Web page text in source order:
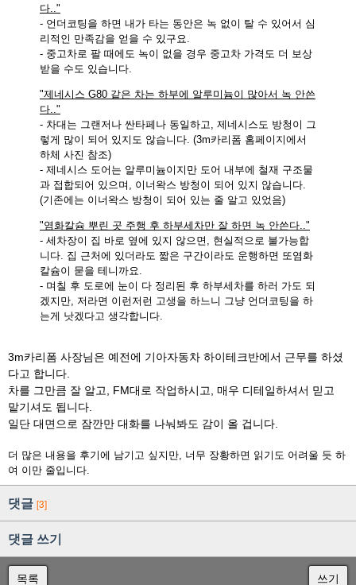
다.."
- 언더코팅을 하면 내가 타는 동안은 녹 없이 탈 수 있어서 심
리적인 만족감을 얻을 수 있구요.
- 중고차로 팔 때에도 녹이 없을 경우 중고차 가격도 더 보상
받을 수도 있습니다.
"제네시스 G80 같은 차는 하부에 알루미늄이 많아서 녹 안쓴
다.."
- 차대는 그랜저나 싼타페나 동일하고, 제네시스도 방청이 그
렇게 많이 되어 있지도 않습니다. (3m카리폼 홈페이지에서
하체 사진 참조)
- 제네시스 도어는 알루미늄이지만 도어 내부에 철재 구조물
과 접합되어 있으며, 이너왁스 방청이 되어 있지 않습니다.
(기존에는 이너왁스 방청이 되어 있는 줄 알고 있었음)
"염화칼슘 뿌린 곳 주행 후 하부세차만 잘 하면 녹 안쓴다.."
- 세차장이 집 바로 옆에 있지 않으면, 현실적으로 불가능합
니다. 집 근처에 있더라도 짧은 구간이라도 운행하면 또염화
칼슘이 묻을 테니까요.
- 며칠 후 도로에 눈이 다 정리된 후 하부세차를 하러 가도 되
겠지만, 저라면 이런저런 고생을 하느니 그냥 언더코팅을 하
는게 낫겠다고 생각합니다.
3m카리폼 사장님은 예전에 기아자동차 하이테크반에서 근무를 하셨
다고 합니다.
차를 그만큼 잘 알고, FM대로 작업하시고, 매우 디테일하셔서 믿고
맡기셔도 됩니다.
일단 대면으로 잠깐만 대화를 나눠봐도 감이 올 겁니다.
더 많은 내용을 후기에 남기고 싶지만, 너무 장황하면 읽기도 어려울 듯 하
여 이만 줄입니다.
댓글 [3]
댓글 쓰기
목록 쓰기